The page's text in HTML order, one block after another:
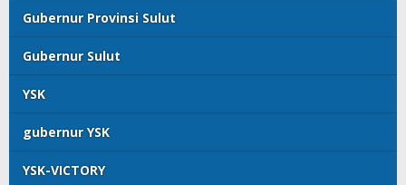
Gubernur Provinsi Sulut
Gubernur Sulut
YSK
gubernur YSK
YSK-VICTORY